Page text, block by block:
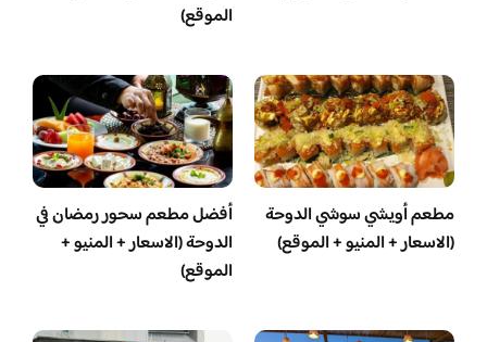
الموقع)
مطعم أويشي سوشي الدوحة
(الاسعار + المنيو + الموقع)
أفضل مطعم سحور رمضان في
الدوحة (الاسعار + المنيو +
الموقع)